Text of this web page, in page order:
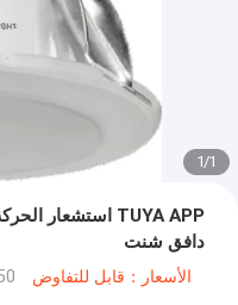
1
/
1
دافق شنت
الأسعار：قابل للتفاوض